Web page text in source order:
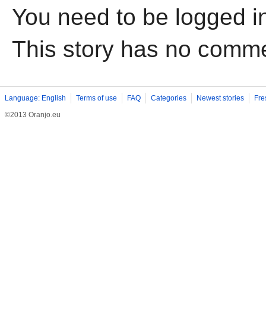
You need to be logged
This story has no
Language: English Terms of use FAQ Categories Newest stories
©2013 Oranjo.eu